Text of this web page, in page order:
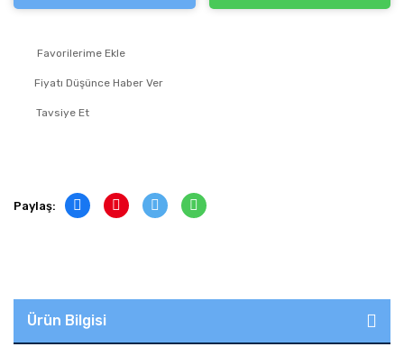
Fiyatı Düşünce Haber Ver
Tavsiye Et
Paylaş:
Ürün Bilgisi